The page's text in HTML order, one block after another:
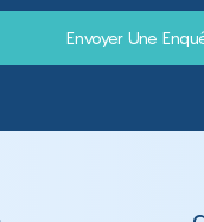
Envoyer Une